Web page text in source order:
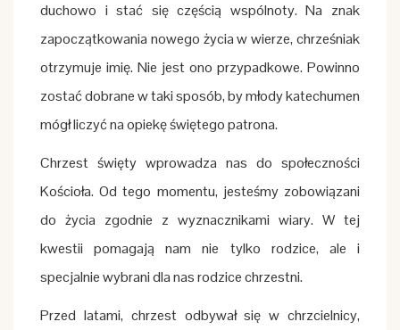
duchowo i stać się częścią wspólnoty. Na znak
zapoczątkowania nowego życia w wierze, chrześniak
otrzymuje imię. Nie jest ono przypadkowe. Powinno
zostać dobrane w taki sposób, by młody katechumen
mógł liczyć na opiekę świętego patrona.
Chrzest święty wprowadza nas do społeczności
Kościoła. Od tego momentu, jesteśmy zobowiązani
do życia zgodnie z wyznacznikami wiary. W tej
kwestii pomagają nam nie tylko rodzice, ale i
specjalnie wybrani dla nas rodzice chrzestni.
Przed latami, chrzest odbywał się w chrzcielnicy,